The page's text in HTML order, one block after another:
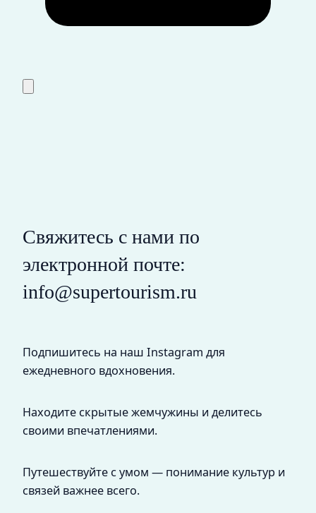
Свяжитесь с нами по
электронной почте:
info@supertourism.ru
Подпишитесь на наш Instagram для
ежедневного вдохновения.
Находите скрытые жемчужины и делитесь
своими впечатлениями.
Путешествуйте с умом — понимание культур и
связей важнее всего.